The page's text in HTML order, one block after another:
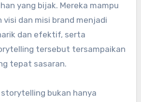
yang bijak. Mereka mampu
visi dan misi brand menjadi
dan efektif, serta
tersebut tersampaikan
tepat sasaran.
storytelling bukan hanya